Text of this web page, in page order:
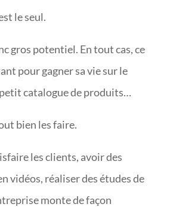
le seul.
gros potentiel. En tout cas, ce
pour gagner sa vie sur le
catalogue de produits…
bien les faire.
les clients, avoir des
vidéos, réaliser des études de
monte de façon